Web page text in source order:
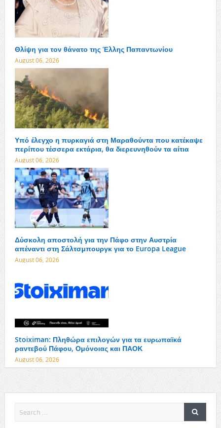
Θλίψη για τον θάνατο της Έλλης Παπαντωνίου
August 06, 2026
Υπό έλεγχο η πυρκαγιά στη Μαραθούντα που κατέκαψε
περίπου τέσσερα εκτάρια, θα διερευνηθούν τα αίτια
August 06, 2026
Δύσκολη αποστολή για την Πάφο στην Αυστρία
απέναντι στη Σάλτσμπουργκ για το Europa League
August 06, 2026
Stoiximan: Πληθώρα επιλογών για τα ευρωπαϊκά
ραντεβού Πάφου, Ομόνοιας και ΠΑΟΚ
August 06, 2026